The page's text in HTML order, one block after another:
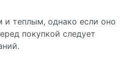
и теплым, однако если оно
покупкой следует